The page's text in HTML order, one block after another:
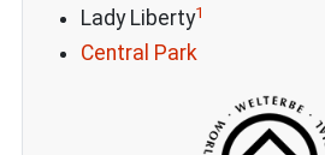
Lady Liberty1
Central Park